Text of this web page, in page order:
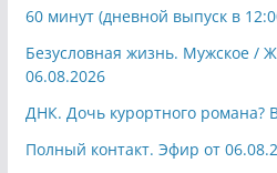
60 минут (дневной выпуск в
Безусловная жизнь. Мужское /
06.08.2026
ДНК. Дочь курортного романа?
Полный контакт. Эфир от